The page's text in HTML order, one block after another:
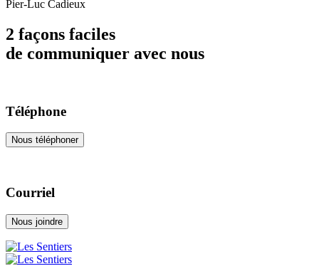
Pier-Luc Cadieux
2 façons faciles
de communiquer avec nous
Téléphone
Nous téléphoner
Courriel
Nous joindre